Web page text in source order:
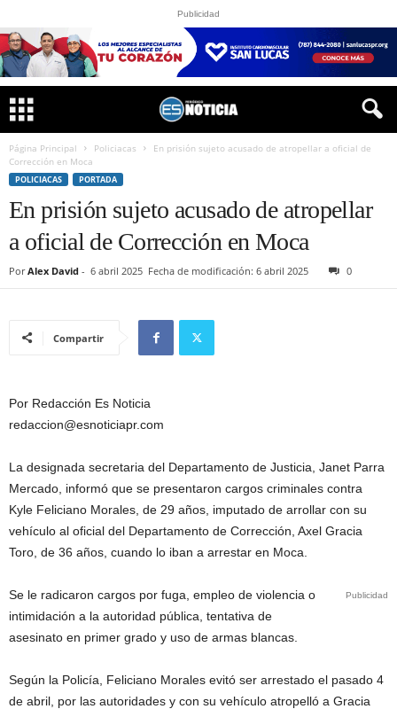
Publicidad
Página Principal Policiacas
En prisión sujeto acusado de atropellar a oficial de
Corrección en Moca
POLICIACAS PORTADA
En prisión sujeto acusado de atropellar
a oficial de Corrección en Moca
Por Alex David - 6 abril 2025 Fecha de modificación: 6 abril 2025 0
Compartir
Por Redacción Es Noticia
redaccion@esnoticiapr.com
La designada secretaria del Departamento de Justicia, Janet Parra
Mercado, informó que se presentaron cargos criminales contra
Kyle Feliciano Morales, de 29 años, imputado de arrollar con su
vehículo al oficial del Departamento de Corrección, Axel Gracia
Toro, de 36 años, cuando lo iban a arrestar en Moca.
Publicidad
Se le radicaron cargos por fuga, empleo de violencia o
intimidación a la autoridad pública, tentativa de
asesinato en primer grado y uso de armas blancas.
Según la Policía, Feliciano Morales evitó ser arrestado el pasado 4
de abril, por las autoridades y con su vehículo atropelló a Gracia